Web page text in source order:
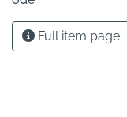
Full item page